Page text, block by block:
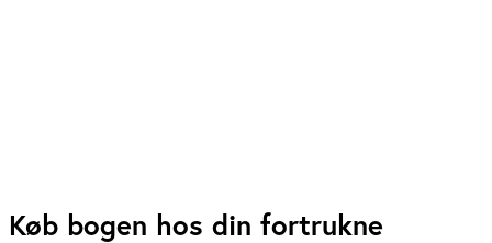
Køb bogen hos din fortrukne